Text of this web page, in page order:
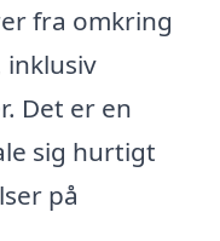
fra omkring
inklusiv
Det er en
sig hurtigt
på